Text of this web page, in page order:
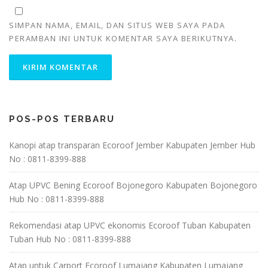
SIMPAN NAMA, EMAIL, DAN SITUS WEB SAYA PADA
PERAMBAN INI UNTUK KOMENTAR SAYA BERIKUTNYA.
POS-POS TERBARU
Kanopi atap transparan Ecoroof Jember Kabupaten Jember Hub
No : 0811-8399-888
Atap UPVC Bening Ecoroof Bojonegoro Kabupaten Bojonegoro
Hub No : 0811-8399-888
Rekomendasi atap UPVC ekonomis Ecoroof Tuban Kabupaten
Tuban Hub No : 0811-8399-888
Atap untuk Carport Ecoroof Lumajang Kabupaten Lumajang